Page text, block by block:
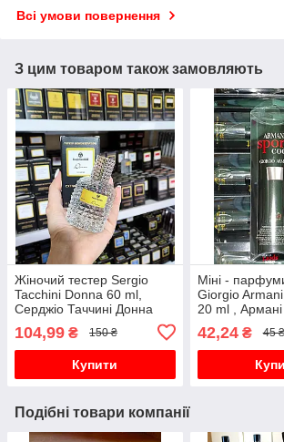
Всі умови повернення
З цим товаром також замовляють
Жіночий тестер Sergio
Tacchini Donna 60 ml,
Серджіо Таччині Донна
104,99 ₴ 150 ₴
Купити
Міні -
Giorgio
20 ml ,
42,24₴ 45 ₴
Подібні товари компанії